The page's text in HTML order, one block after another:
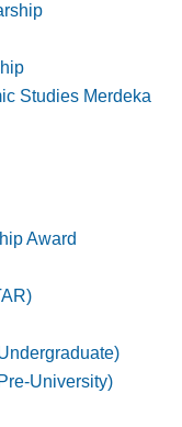
Studies Merdeka
Award
University)